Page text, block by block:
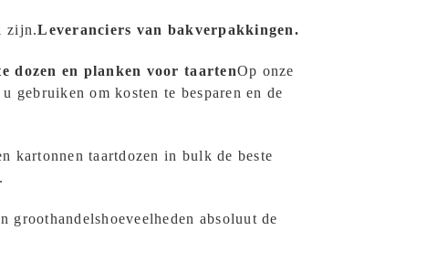
zijn.Leveranciers van bakverpakkingen.
dozen en planken voor taartenOp onze
gebruiken om kosten te besparen en de
kartonnen taartdozen in bulk de beste
absoluut de